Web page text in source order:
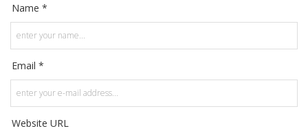
Name *
Email *
Website URL